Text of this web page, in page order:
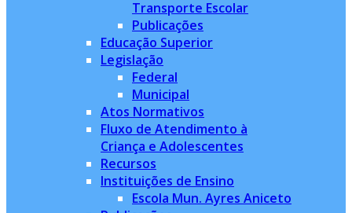
Transporte Escolar
Publicações
Educação Superior
Legislação
Federal
Municipal
Atos Normativos
Fluxo de Atendimento à
Criança e Adolescentes
Recursos
Instituições de Ensino
Escola Mun. Ayres Aniceto